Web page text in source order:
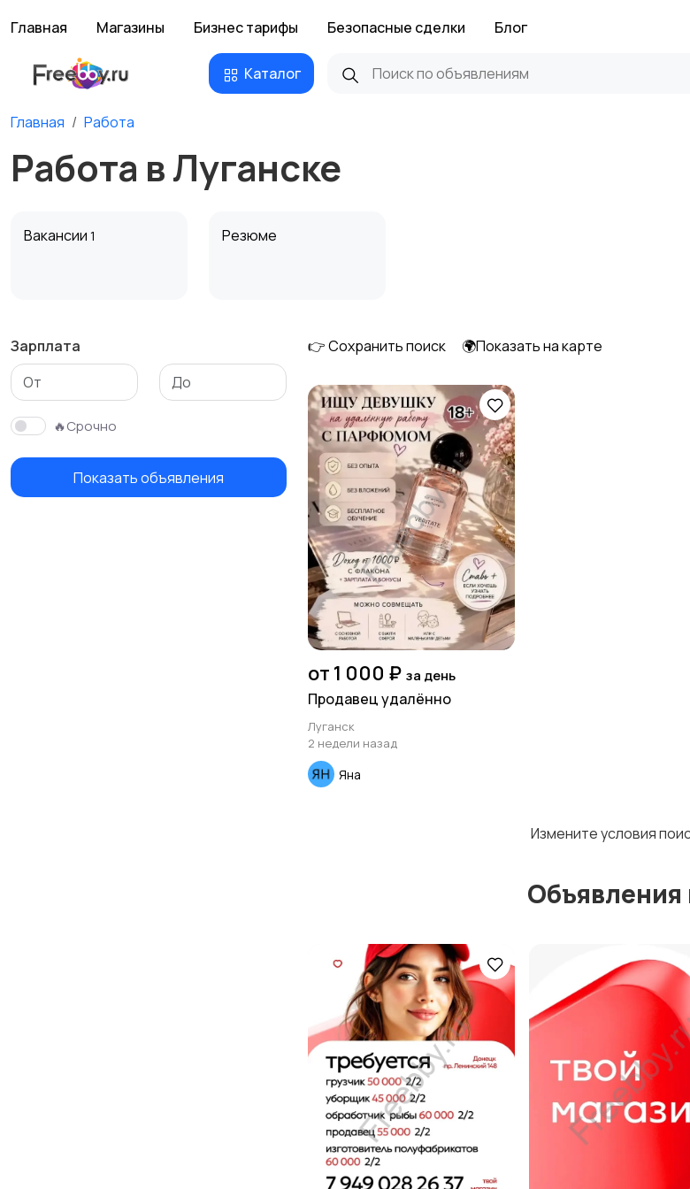
Главная Магазины Бизнес тарифы Безопасные сделки Блог
Каталог
Главная Работа
Работа в Луганске
Вакансии 1 Резюме
Зарплата
🔥Срочно
Показать объявления
👉 Сохранить поиск 🌍Показать на карте
от 1 000 ₽ за день
Продавец удалённо
Луганск
2 недели назад
Яна
Измените условия
Объявления